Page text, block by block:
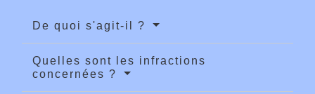
De quoi s'agit-il ?
Quelles sont les infractions
concernées ?